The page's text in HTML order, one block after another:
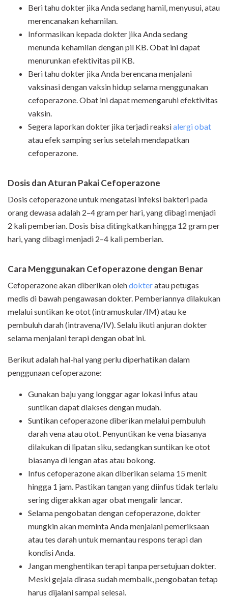
Beri tahu dokter jika Anda sedang hamil, menyusui, atau
merencanakan kehamilan.
Informasikan kepada dokter jika Anda sedang
menunda kehamilan dengan pil KB. Obat ini dapat
menurunkan efektivitas pil KB.
Beri tahu dokter jika Anda berencana menjalani
vaksinasi dengan vaksin hidup selama menggunakan
cefoperazone. Obat ini dapat memengaruhi efektivitas
vaksin.
Segera laporkan dokter jika terjadi reaksialergi obat
atau efek samping serius setelah mendapatkan
cefoperazone.
Dosis dan Aturan Pakai Cefoperazone
Dosis cefoperazone untuk mengatasi infeksi bakteri pada
orang dewasa adalah 2–4 gram per hari, yang dibagi menjadi
2 kali pemberian. Dosis bisa ditingkatkan hingga 12 gram per
hari, yang dibagi menjadi 2–4 kali pemberian.
Cara Menggunakan Cefoperazone dengan Benar
Cefoperazone akan diberikan olehdokteratau petugas
medis di bawah pengawasan dokter. Pemberiannya dilakukan
melalui suntikan ke otot (intramuskular/IM) atau ke
pembuluh darah (intravena/IV). Selalu ikuti anjuran dokter
selama menjalani terapi dengan obat ini.
Berikut adalah hal-hal yang perlu diperhatikan dalam
penggunaan cefoperazone:
Gunakan baju yang longgar agar lokasi infus atau
suntikan dapat diakses dengan mudah.
Suntikan cefoperazone diberikan melalui pembuluh
darah vena atau otot. Penyuntikan ke vena biasanya
dilakukan di lipatan siku, sedangkan suntikan ke otot
biasanya di lengan atas atau bokong.
Infus cefoperazone akan diberikan selama 15 menit
hingga 1 jam. Pastikan tangan yang diinfus tidak terlalu
sering digerakkan agar obat mengalir lancar.
Selama pengobatan dengan cefoperazone, dokter
mungkin akan meminta Anda menjalani pemeriksaan
atau tes darah untuk memantau respons terapi dan
kondisi Anda.
Jangan menghentikan terapi tanpa persetujuan dokter.
Meski gejala dirasa sudah membaik, pengobatan tetap
harus dijalani sampai selesai.